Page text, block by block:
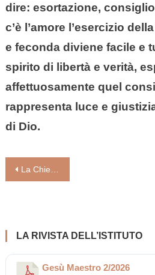
dire: esortazione,
c’è l’amore l’esercizio
e feconda diviene facile e
spirito di libertà e verità,
affettuosamente quel
rappresenta luce e
di Dio.
Navigazione
La Chiesa e il coraggio conciliare di andare incontro a un’umanità naufraga
LA RIVISTA DELL’ISTITUTO
Gesù Maestro 2/2026